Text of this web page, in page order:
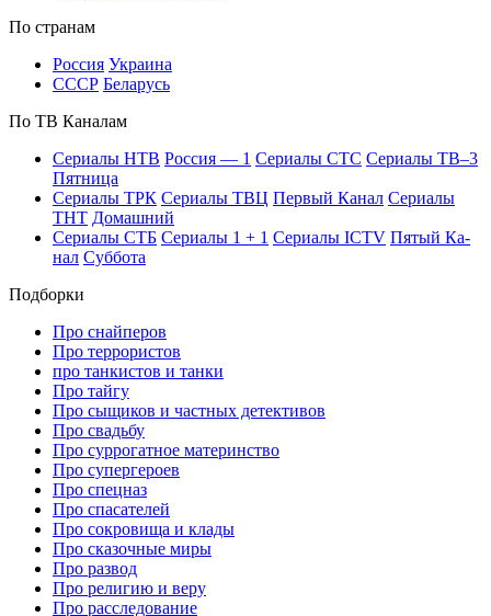
По стра­нам
Рос­сия Ук­раи­на
СССР Бе­ла­русь
По ТВ Ка­на­лам
Се­риа­лы НТВ Рос­сия — 1 Се­риа­лы СТС Се­риа­лы ТВ–3
Пят­ни­ца
Се­риа­лы ТРК Се­риа­лы ТВЦ Пер­вый Ка­нал Се­риа­лы
ТНТ До­маш­ний
Се­риа­лы СТБ Се­риа­лы 1 + 1 Се­риа­лы ICTV Пя­тый Ка­
нал Суб­бо­та
Подборки
Про снайперов
Про террористов
про танкистов и танки
Про тайгу
Про сыщиков и частных детективов
Про свадьбу
Про суррогатное материнство
Про супергероев
Про спецназ
Про спасателей
Про сокровища и клады
Про сказочные миры
Про развод
Про религию и веру
Про расследование